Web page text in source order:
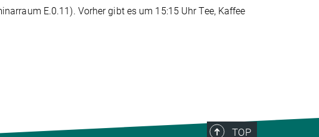
E.0.11). Vorher gibt es um 15:15 Uhr Tee, Kaffee
TOP